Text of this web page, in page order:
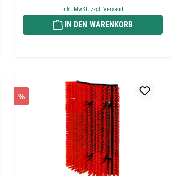
inkl. MwSt. zzgl. Versand
IN DEN WARENKORB
%